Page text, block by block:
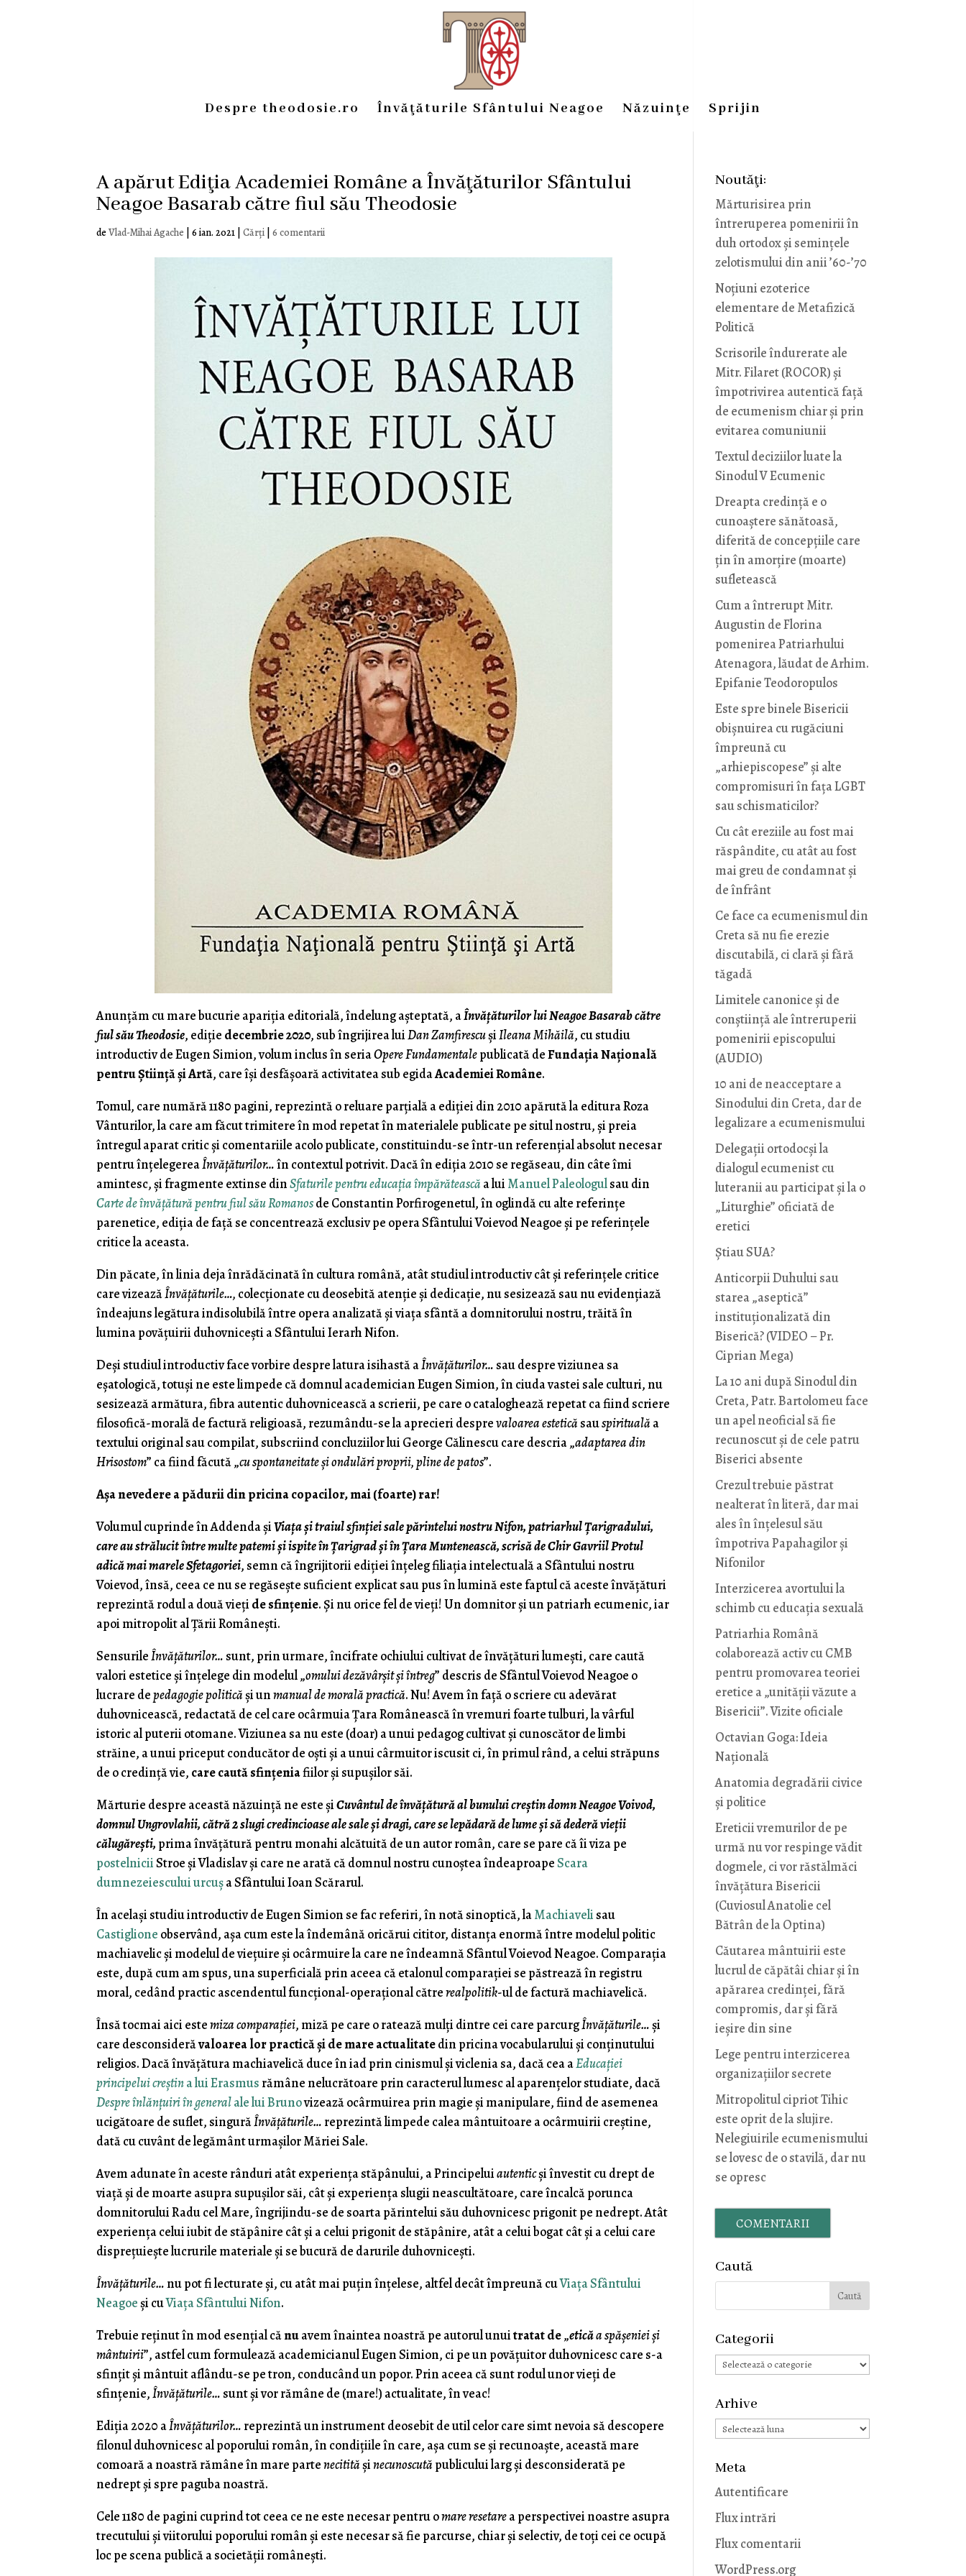
Despre theodosie.ro Învăţăturile Sfântului Neagoe Năzuinţe Sprijin
A apărut Ediţia Academiei Române a Învăţăturilor Sfântului
Neagoe Basarab către fiul său Theodosie
deVlad-Mihai Agache |6 ian. 2021 |Cărți |6 comentarii
Anunţăm cu mare bucurie apariţia editorială, îndelung aşteptată, aÎnvăţăturilor lui Neagoe Basarab către
fiul său Theodosie, ediţie decembrie 2020, sub îngrijirea luiDan ZamfirescuşiIleana Mihăilă, cu studiu
introductiv de Eugen Simion, volum inclus în seriaOpere Fundamentalepublicată deFundaţia Naţională
pentru Ştiinţă şi Artă, care îşi desfăşoară activitatea sub egidaAcademiei Române.
Tomul, care numără 1180 pagini, reprezintă o reluare parţială a ediţiei din 2010 apărută la editura Roza
Vânturilor, la care am făcut trimitere în mod repetat în materialele publicate pe situl nostru, şi preia
întregul aparat critic şi comentariile acolo publicate, constituindu-se într-un referenţial absolut necesar
pentru înţelegereaÎnvăţăturilor…în contextul potrivit. Dacă în ediţia 2010 se regăseau, din câte îmi
amintesc, şi fragmente extinse dinSfaturile pentru educaţia împărătească a lui Manuel Paleologulsau din
Carte de învăţătură pentru fiul său Romanosde Constantin Porfirogenetul, în oglindă cu alte referinţe
parenetice, ediţia de faţă se concentrează exclusiv pe opera Sfântului Voievod Neagoe şi pe referinţele
critice la aceasta.
Din păcate, în linia deja înrădăcinată în cultura română, atât studiul introductiv cât şi referinţele critice
care vizeazăÎnvăţăturile…, colecţionate cu deosebită atenţie şi dedicaţie, nu sesizează sau nu evidenţiază
îndeajuns legătura indisolubilă între opera analizată şi viaţa sfântă a domnitorului nostru, trăită în
lumina povăţuirii duhovniceşti a Sfântului Ierarh Nifon.
Deşi studiul introductiv face vorbire despre latura isihastă aÎnvăţăturilor… sau despre viziunea sa
eşatologică, totuşi ne este limpede că domnul academician Eugen Simion, în ciuda vastei sale culturi, nu
sesizează armătura, fibra autentic duhovnicească a scrierii, pe care o cataloghează repetat ca fiind scriere
filosofică-morală de factură religioasă, rezumându-se la aprecieri desprevaloarea estetică sauspirituală a
textului original sau compilat, subscriind concluziilor lui George Călinescu care descria „adaptarea din
Hrisostom” ca fiind făcută „cu spontaneitate şi ondulări proprii, pline de patos”.
Aşa nevedere a pădurii din pricina copacilor, mai (foarte) rar!
Volumul cuprinde în Addenda şiViaţa şi traiul sfinţiei sale părintelui nostru Nifon, patriarhul Ţarigradului,
care au strălucit între multe patemi şi ispite în Ţarigrad şi în Ţara Muntenească, scrisă de Chir Gavriil Protul
adică mai marele Sfetagoriei, semn că îngrijitorii ediţiei înţeleg filiaţia intelectuală a Sfântului nostru
Voievod, însă, ceea ce nu se regăseşte suficient explicat sau pus în lumină este faptul că aceste învăţături
reprezintă rodul a două vieţi de sfinţenie. Şi nu orice fel de vieţi! Un domnitor şi un patriarh ecumenic, iar
apoi mitropolit al Ţării Româneşti.
SensurileÎnvăţăturilor… sunt, prin urmare, încifrate ochiului cultivat de învăţături lumeşti, care caută
valori estetice şi înţelege din modelul „omului dezăvârşit şi întreg” descris de Sfântul Voievod Neagoe o
lucrare depedagogie politicăşi unmanual de morală practică. Nu! Avem în faţă o scriere cu adevărat
duhovnicească, redactată de cel care ocârmuia Ţara Românească în vremuri foarte tulburi, la vârful
istoric al puterii otomane. Viziunea sa nu este (doar) a unui pedagog cultivat şi cunoscător de limbi
străine, a unui priceput conducător de oşti şi a unui cârmuitor iscusit ci, în primul rând, a celui străpuns
de o credinţă vie, care caută sfinţeniafiilor şi supuşilor săi.
Mărturie despre această năzuinţă ne este şiCuvântul de învăţătură al bunului creştin domn Neagoe Voivod,
domnul Ungrovlahii, cătră 2 slugi credincioase ale sale şi dragi, care se lepădară de lume şi să dederă vieţii
călugăreşti, prima învăţătură pentru monahi alcătuită de un autor român, care se pare că îi viza pe
postelniciiStroe şi Vladislav şi care ne arată că domnul nostru cunoştea îndeaproapeScara
dumnezeiescului urcuşa Sfântului Ioan Scărarul.
În acelaşi studiu introductiv de Eugen Simion se fac referiri, în notă sinoptică, laMachiaveli sau
Castiglione observând, aşa cum este la îndemână oricărui cititor, distanţa enormă între modelul politic
machiavelic şi modelul de vieţuire şi ocârmuire la care ne îndeamnă Sfântul Voievod Neagoe. Comparaţia
este, după cum am spus, una superficială prin aceea că etalonul comparaţiei se păstrează în registru
moral, cedând practic ascendentul funcţional-operaţional cătrerealpolitik-ul de factură machiavelică.
Însă tocmai aici estemiza comparaţiei, miză pe care o ratează mulţi dintre cei care parcurgÎnvăţăturile…şi
care desconsiderăvaloarea lor practică şi de mare actualitatedin pricina vocabularului şi conţinutului
religios. Dacă învăţătura machiavelică duce în iad prin cinismul şi viclenia sa, dacă cea aEducaţiei
principelui creştina lui Erasmus rămâne nelucrătoare prin caracterul lumesc al aparenţelor studiate, dacă
Despre înlănţuiri în generalale lui Brunovizează ocârmuirea prin magie şi manipulare, fiind de asemenea
ucigătoare de suflet, singurăÎnvăţăturile… reprezintă limpede calea mântuitoare a ocârmuirii creştine,
dată cu cuvânt de legământ urmaşilor Măriei Sale.
Avem adunate în aceste rânduri atât experienţa stăpânului, a Principeluiautenticşi învestit cu drept de
viaţă şi de moarte asupra supuşilor săi, cât şi experienţa slugii neascultătoare, care încalcă porunca
domnitorului Radu cel Mare, îngrijindu-se de soarta părintelui său duhovnicesc prigonit pe nedrept. Atât
experienţa celui iubit de stăpânire cât şi a celui prigonit de stăpânire, atât a celui bogat cât şi a celui care
dispreţuieşte lucrurile materiale şi se bucură de darurile duhovniceşti.
Învăţăturile… nu pot fi lecturate şi, cu atât mai puţin înţelese, altfel decât împreună cuViaţa Sfântului
Neagoeşi cuViaţa Sfântului Nifon.
Trebuie reţinut în mod esenţial cănuavem înaintea noastră pe autorul unuitratat de„eticăa spăşeniei şi
mântuirii”, astfel cum formulează academicianul Eugen Simion, ci pe un povăţuitor duhovnicesc care s-a
sfinţit şi mântuit aflându-se pe tron, conducând un popor. Prin aceea că sunt rodul unor vieţi de
sfinţenie,Învăţăturile… sunt şi vor rămâne de (mare!) actualitate, în veac!
Ediţia 2020 aÎnvăţăturilor… reprezintă un instrument deosebit de util celor care simt nevoia să descopere
filonul duhovnicesc al poporului român, în condiţiile în care, aşa cum se şi recunoaşte, această mare
comoară a noastră rămâne în mare partenecitităşinecunoscută publicului larg şi desconsiderată pe
nedrept şi spre paguba noastră.
Cele 1180 de pagini cuprind tot ceea ce ne este necesar pentru omare resetarea perspectivei noastre asupra
trecutului şi viitorului poporului român şi este necesar să fie parcurse, chiar şi selectiv, de toţi cei ce ocupă
loc pe scena publică a societăţii româneşti.
Noutăţi:
Mărturisirea prin
întreruperea pomenirii în
duh ortodox și semințele
zelotismului din anii ’60-’70
Noţiuni ezoterice
elementare de Metafizică
Politică
Scrisorile îndurerate ale
Mitr. Filaret (ROCOR) și
împotrivirea autentică față
de ecumenism chiar și prin
evitarea comuniunii
Textul deciziilor luate la
Sinodul V Ecumenic
Dreapta credință e o
cunoaștere sănătoasă,
diferită de concepțiile care
țin în amorțire (moarte)
sufletească
Cum a întrerupt Mitr.
Augustin de Florina
pomenirea Patriarhului
Atenagora, lăudat de Arhim.
Epifanie Teodoropulos
Este spre binele Bisericii
obișnuirea cu rugăciuni
împreună cu
„arhiepiscopese” și alte
compromisuri în fața LGBT
sau schismaticilor?
Cu cât ereziile au fost mai
răspândite, cu atât au fost
mai greu de condamnat și
de înfrânt
Ce face ca ecumenismul din
Creta să nu fie erezie
discutabilă, ci clară și fără
tăgadă
Limitele canonice și de
conștiință ale întreruperii
pomenirii episcopului
(AUDIO)
10 ani de neacceptare a
Sinodului din Creta, dar de
legalizare a ecumenismului
Delegații ortodocși la
dialogul ecumenist cu
luteranii au participat și la o
„Liturghie” oficiată de
eretici
Știau SUA?
Anticorpii Duhului sau
starea „aseptică”
instituționalizată din
Biserică? (VIDEO – Pr.
Ciprian Mega)
La 10 ani după Sinodul din
Creta, Patr. Bartolomeu face
un apel neoficial să fie
recunoscut și de cele patru
Biserici absente
Crezul trebuie păstrat
nealterat în literă, dar mai
ales în înțelesul său
împotriva Papahagilor și
Nifonilor
Interzicerea avortului la
schimb cu educaţia sexuală
Patriarhia Română
colaborează activ cu CMB
pentru promovarea teoriei
eretice a „unității văzute a
Bisericii”. Vizite oficiale
Octavian Goga: Ideia
Naţională
Anatomia degradării civice
și politice
Ereticii vremurilor de pe
urmă nu vor respinge vădit
dogmele, ci vor răstălmăci
învățătura Bisericii
(Cuviosul Anatolie cel
Bătrân de la Optina)
Căutarea mântuirii este
lucrul de căpătâi chiar și în
apărarea credinței, fără
compromis, dar și fără
ieșire din sine
Lege pentru interzicerea
organizaţiilor secrete
Mitropolitul cipriot Tihic
este oprit de la slujire.
Nelegiuirile ecumenismului
se lovesc de o stavilă, dar nu
se opresc
COMENTARII
Caută
Categorii
Categorii
Arhive
Arhive
Meta
Autentificare
Flux intrări
Flux comentarii
WordPress.org